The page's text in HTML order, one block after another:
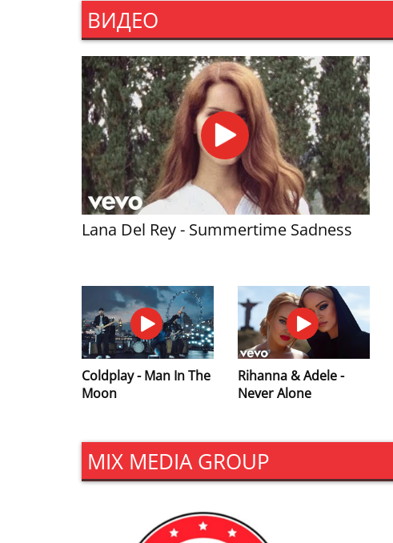
ВИДЕО
Lana Del Rey - Summertime Sadness
Coldplay - Man In The
Moon
Rihanna & Adele -
Never Alone
MIX MEDIA GROUP